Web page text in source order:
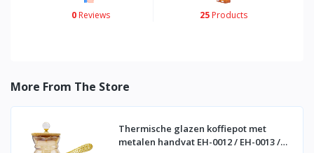
0 Reviews 25Products
More From The Store
Thermische glazen koffiepot met
metalen handvat EH-0012 / EH-0013 /